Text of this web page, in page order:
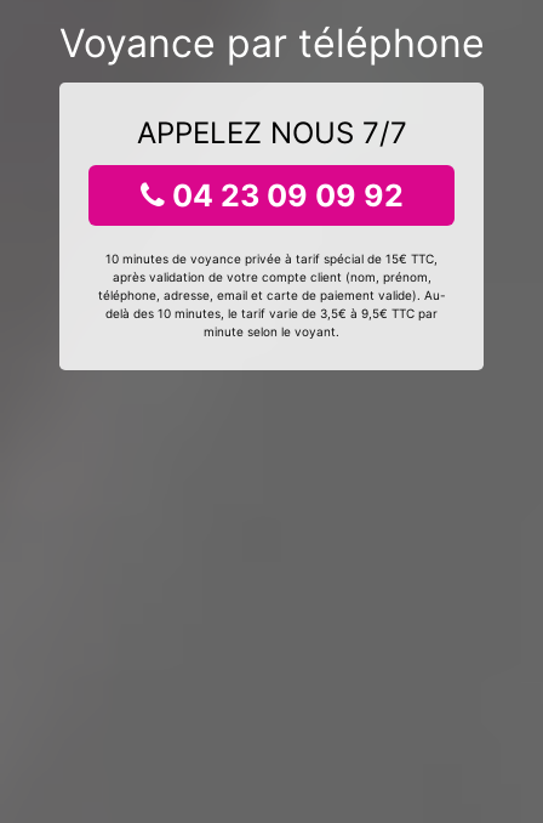
Voyance par téléphone
APPELEZ NOUS 7/7
04 23 09 09 92
10 minutes de voyance privée à tarif spécial de 15€ TTC,
après validation de votre compte client (nom, prénom,
téléphone, adresse, email et carte de paiement valide). Au-
delà des 10 minutes, le tarif varie de 3,5€ à 9,5€ TTC par
minute selon le voyant.